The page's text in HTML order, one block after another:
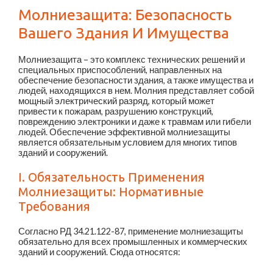
Молниезащита: Безопасность
Вашего Здания И Имущества
Молниезащита – это комплекс технических решений и
специальных приспособлений, направленных на
обеспечение безопасности здания, а также имущества и
людей, находящихся в нем. Молния представляет собой
мощный электрический разряд, который может
привести к пожарам, разрушению конструкций,
повреждению электроники и даже к травмам или гибели
людей. Обеспечение эффективной молниезащиты
является обязательным условием для многих типов
зданий и сооружений.
I. Обязательность Применения
Молниезащиты: Нормативные
Требования
Согласно РД 34.21.122-87, применение молниезащиты
обязательно для всех промышленных и коммерческих
зданий и сооружений. Сюда относятся: